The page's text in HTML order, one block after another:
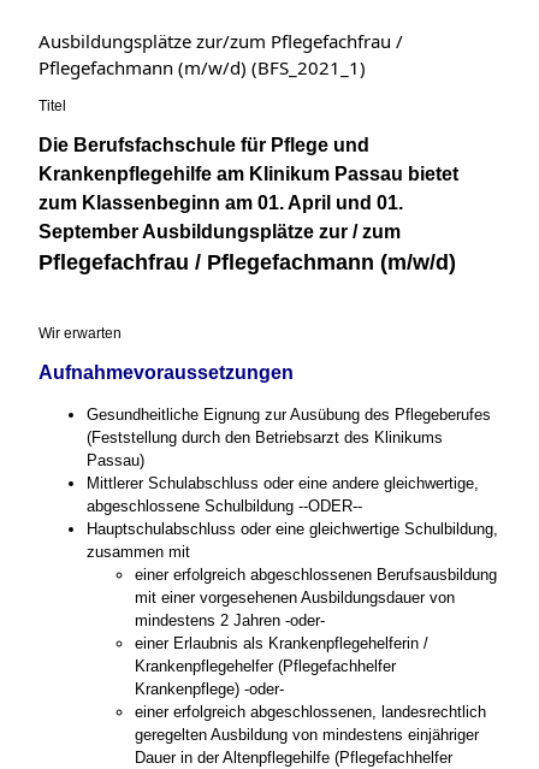
Ausbildungsplätze zur/zum Pflegefachfrau /
Pflegefachmann (m/w/d) (BFS_2021_1)
Titel
Die Berufsfachschule für Pflege und
Krankenpflegehilfe am Klinikum Passau bietet
zum Klassenbeginn am 01. April und 01.
September Ausbildungsplätze zur / zum
Pflegefachfrau / Pflegefachmann (m/w/d)
Wir erwarten
Aufnahmevoraussetzungen
Gesundheitliche Eignung zur Ausübung des Pflegeberufes
(Feststellung durch den Betriebsarzt des Klinikums
Passau)
Mittlerer Schulabschluss oder eine andere gleichwertige,
abgeschlossene Schulbildung --ODER--
Hauptschulabschluss oder eine gleichwertige Schulbildung,
zusammen mit
einer erfolgreich abgeschlossenen Berufsausbildung
mit einer vorgesehenen Ausbildungsdauer von
mindestens 2 Jahren -oder-
einer Erlaubnis als Krankenpflegehelferin /
Krankenpflegehelfer (Pflegefachhelfer
Krankenpflege) -oder-
einer erfolgreich abgeschlossenen, landesrechtlich
geregelten Ausbildung von mindestens einjähriger
Dauer in der Altenpflegehilfe (Pflegefachhelfer